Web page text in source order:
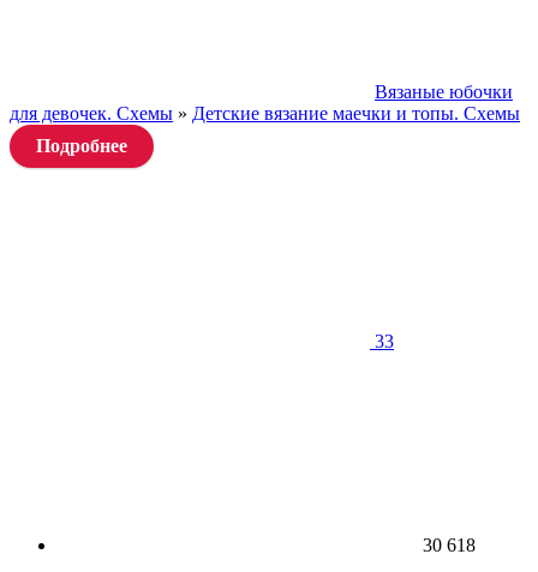
Вязаные юбочки
для девочек. Схемы » Детские вязание маечки и топы. Схемы
Подробнее
33
30 618